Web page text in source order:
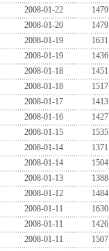
2008-01-22
1479
2008-01-20
1479
2008-01-19
1631
2008-01-19
1436
2008-01-18
1451
2008-01-18
1517
2008-01-17
1413
2008-01-16
1427
2008-01-15
1535
2008-01-14
1371
2008-01-14
1504
2008-01-13
1388
2008-01-12
1484
2008-01-11
1630
2008-01-11
1426
2008-01-11
1507